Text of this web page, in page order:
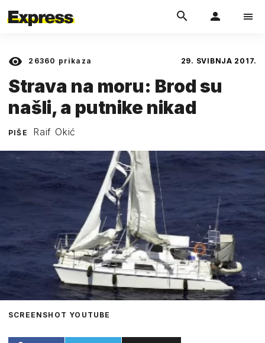
26360 prikaza 29. SVIBNJA 2017.
Strava na moru: Brod su
našli, a putnike nikad
PIŠE Raif Okić
SCREENSHOT YOUTUBE